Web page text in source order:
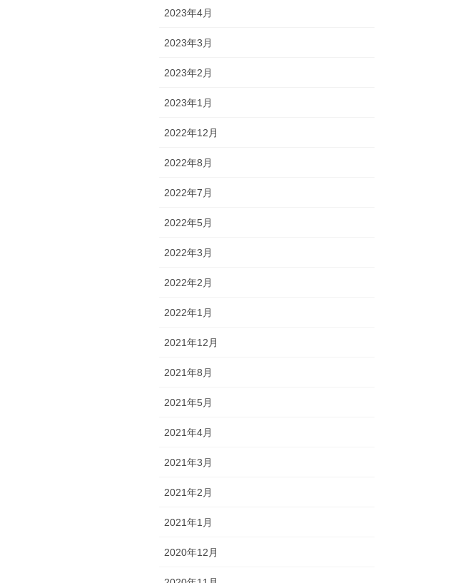
2023年4月
2023年3月
2023年2月
2023年1月
2022年12月
2022年8月
2022年7月
2022年5月
2022年3月
2022年2月
2022年1月
2021年12月
2021年8月
2021年5月
2021年4月
2021年3月
2021年2月
2021年1月
2020年12月